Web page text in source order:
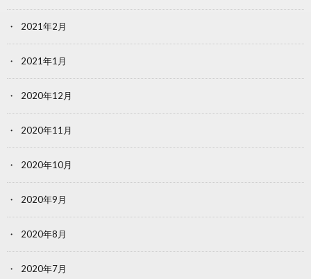
2021年2月
2021年1月
2020年12月
2020年11月
2020年10月
2020年9月
2020年8月
2020年7月